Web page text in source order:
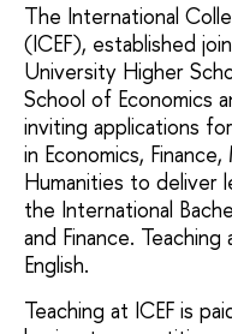
The International
(ICEF), established
University Higher
School of Economics
inviting applications
in Economics,
Humanities to deliver
the International
and Finance.
English.
Teaching at ICEF is